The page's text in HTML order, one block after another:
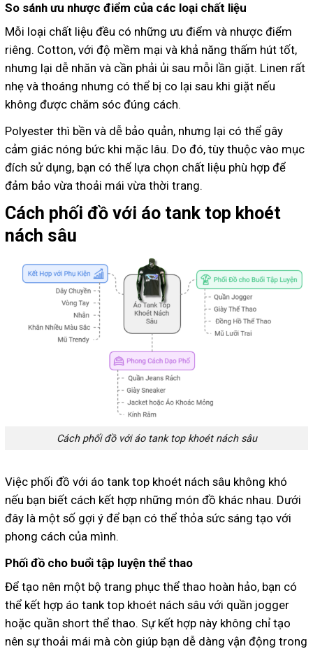
So sánh ưu nhược điểm của các loại chất liệu
Mỗi loại chất liệu đều có những ưu điểm và nhược điểm
riêng. Cotton, với độ mềm mại và khả năng thấm hút tốt,
nhưng lại dễ nhăn và cần phải ủi sau mỗi lần giặt. Linen rất
nhẹ và thoáng nhưng có thể bị co lại sau khi giặt nếu
không được chăm sóc đúng cách.
Polyester thì bền và dễ bảo quản, nhưng lại có thể gây
cảm giác nóng bức khi mặc lâu. Do đó, tùy thuộc vào mục
đích sử dụng, bạn có thể lựa chọn chất liệu phù hợp để
đảm bảo vừa thoải mái vừa thời trang.
Cách phối đồ với áo tank top khoét
nách sâu
Cách phối đồ với áo tank top khoét nách sâu
Việc phối đồ với áo tank top khoét nách sâu không khó
nếu bạn biết cách kết hợp những món đồ khác nhau. Dưới
đây là một số gợi ý để bạn có thể thỏa sức sáng tạo với
phong cách của mình.
Phối đồ cho buổi tập luyện thể thao
Để tạo nên một bộ trang phục thể thao hoàn hảo, bạn có
thể kết hợp áo tank top khoét nách sâu với quần jogger
hoặc quần short thể thao. Sự kết hợp này không chỉ tạo
nên sự thoải mái mà còn giúp bạn dễ dàng vận động trong